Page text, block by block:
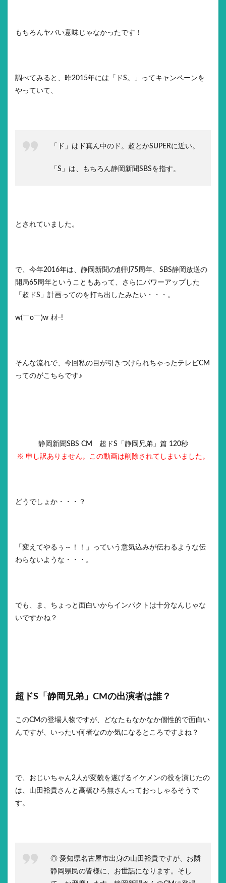
もちろんヤバい意味じゃなかったです！
調べてみると、昨2015年には「ドS。」ってキャンペーンを
やっていて、
「ド」はド真ん中のド。超とかSUPERに近い。
「S」は、もちろん静岡新聞SBSを指す。
とされていました。
で、今年2016年は、静岡新聞の創刊75周年、SBS静岡放送の
開局65周年ということもあって、さらにパワーアップした
「超ドS」計画ってのを打ち出したみたい・・・。
w(￣o￣)w ｵｵｰ!
そんな流れで、今回私の目が引きつけられちゃったテレビCM
ってのがこちらです♪
静岡新聞SBS CM 超ドS「静岡兄弟」篇 120秒
※ 申し訳ありません。この動画は削除されてしまいました。
どうでしょか・・・？
「変えてやるぅ～！！」っていう意気込みが伝わるような伝
わらないような・・・。
でも、ま、ちょっと面白いからインパクトは十分なんじゃな
いですかね？
超ドS「静岡兄弟」CMの出演者は誰？
このCMの登場人物ですが、どなたもなかなか個性的で面白い
んですが、いったい何者なのか気になるところですよね？
で、おじいちゃん2人が変貌を遂げるイケメンの役を演じたの
は、山田裕貴さんと高橋ひろ無さんっておっしゃるそうで
す。
◎ 愛知県名古屋市出身の山田裕貴ですが、お隣
静岡県民の皆様に、お世話になります。そし